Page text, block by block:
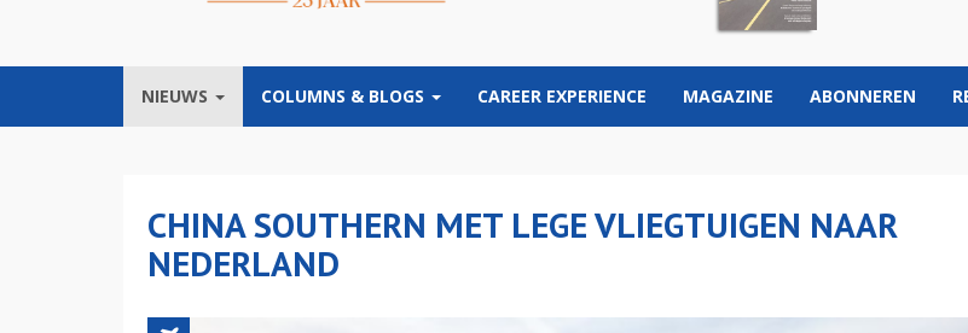
NIEUWS COLUMNS & BLOGS CAREER EXPERIENCE MAGAZINE ABONNEREN
CHINA SOUTHERN MET LEGE VLIEGTUIGEN NAAR
NEDERLAND